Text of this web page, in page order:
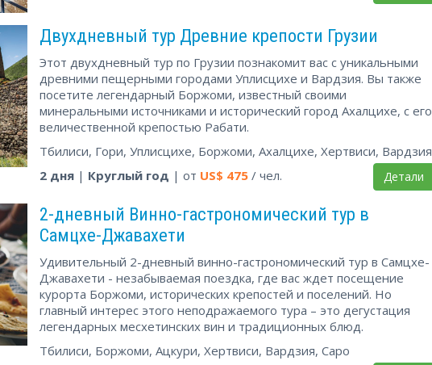
Двухдневный тур Древние крепости Грузии
Этот двухдневный тур по Грузии познакомит вас с уникальными
древними пещерными городами Уплисцихе и Вардзия. Вы также
посетите легендарный Боржоми, известный своими
минеральными источниками и исторический город Ахалцихе, с его
величественной крепостью Рабати.
Тбилиси, Гори, Уплисцихе, Боржоми, Ахалцихе, Хертвиси, Вардзия
2 дня | Круглый год | от US$ 475 / чел. Детали
2-дневный Винно-гастрономический тур в
Самцхе-Джавахети
Удивительный 2-дневный винно-гастрономический тур в Самцхе-
Джавахети - незабываемая поездка, где вас ждет посещение
курорта Боржоми, исторических крепостей и поселений. Но
главный интерес этого неподражаемого тура – это дегустация
легендарных месхетинских вин и традиционных блюд.
Тбилиси, Боржоми, Ацкури, Хертвиси, Вардзия, Саро